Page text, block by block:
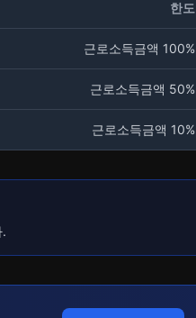
한도
근로소득금액 100%
근로소득금액 50%
근로소득금액 10%